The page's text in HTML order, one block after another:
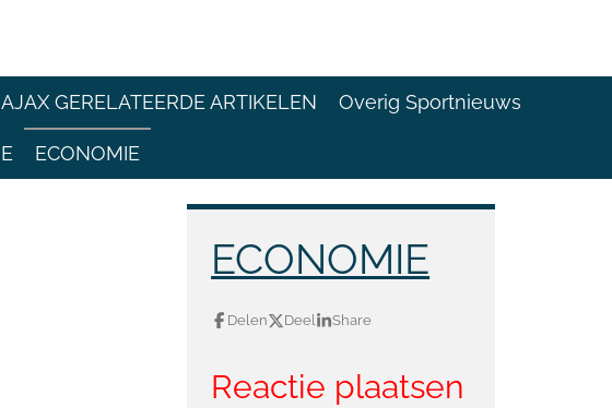
AJAX GERELATEERDE ARTIKELEN Overig Sportnieuws
ECONOMIE
ECONOMIE
Delen Deel Share
Reactie plaatsen